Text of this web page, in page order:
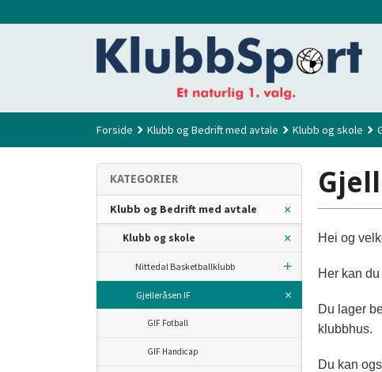
til
Forside Klubb og Bedrift med avtale Klubb og skole
Hei og
Her kan
Du lager
klubbhus.
Du kan
KATEGORIER
Klubb og Bedrift med avtale
Klubb og skole
Nittedal Basketballklubb
Gjelleråsen IF
GIF Fotball
GIF Handicap